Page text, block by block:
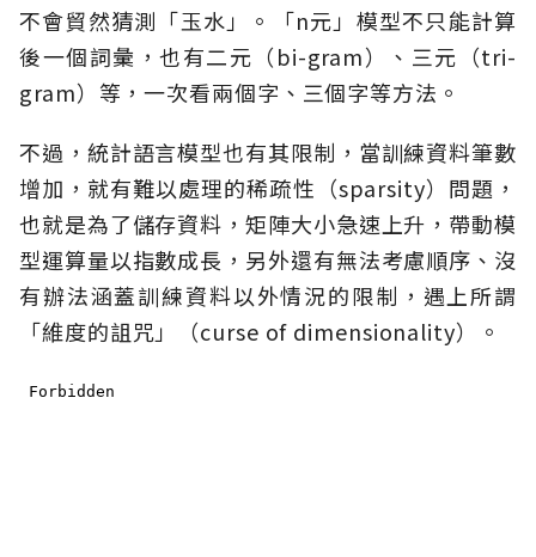
不會貿然猜測「玉水」。「n元」模型不只能計算
後一個詞彙，也有二元（bi-gram）、三元（tri-
gram）等，一次看兩個字、三個字等方法。
不過，統計語言模型也有其限制，當訓練資料筆數
增加，就有難以處理的稀疏性（sparsity）問題，
也就是為了儲存資料，矩陣大小急速上升，帶動模
型運算量以指數成長，另外還有無法考慮順序、沒
有辦法涵蓋訓練資料以外情況的限制，遇上所謂
「維度的詛咒」（curse of dimensionality）。